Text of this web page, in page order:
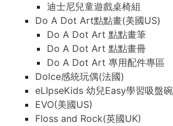
迪士尼兒童遊戲桌椅組
Do A Dot Art點點畫(美國US)
Do A Dot Art 點點畫筆
Do A Dot Art 點點畫冊
Do A Dot Art 專用配件專區
Dolce感統玩偶(法國)
eLIpseKids 幼兒Easy學習吸盤
EVO(美國US)
Floss and Rock(英國UK)